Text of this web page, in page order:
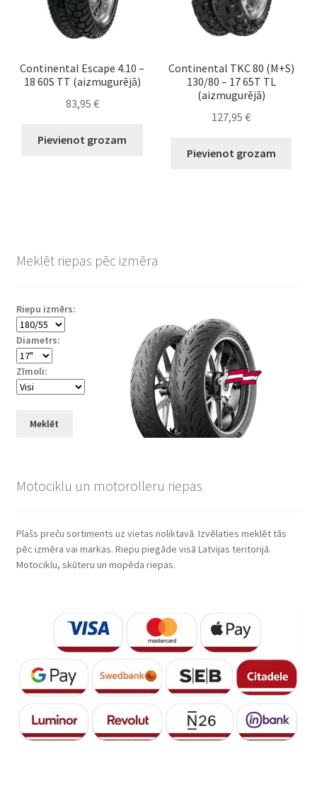
Continental Escape 4.10 –
18 60S TT (aizmugurējā)
83,95 €
Pievienot grozam
Continental TKC 80 (M+S)
130/80 – 17 65T TL
(aizmugurējā)
127,95€
Pievienot grozam
Meklēt riepas pēc izmēra
Riepu izmērs:
Diametrs:
Zīmoli:
Meklēt
Motociklu un motorolleru riepas
Plašs preču sortiments uz vietas noliktavā. Izvēlaties meklēt tās
pēc izmēra vai markas. Riepu piegāde visā Latvijas teritorijā.
Motociklu, skūteru un mopēda riepas.